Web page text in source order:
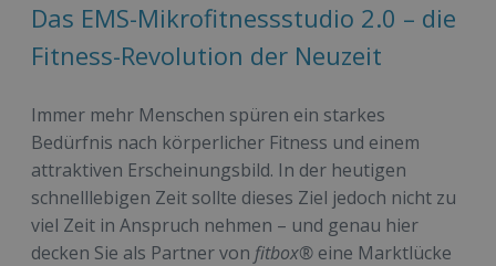
Das EMS-Mikrofitnessstudio 2.0 – die
Fitness-Revolution der Neuzeit
Immer mehr Menschen spüren ein starkes
Bedürfnis nach körperlicher Fitness und einem
attraktiven Erscheinungsbild. In der heutigen
schnelllebigen Zeit sollte dieses Ziel jedoch nicht zu
viel Zeit in Anspruch nehmen – und genau hier
decken Sie als Partner von fitbox® eine Marktlücke